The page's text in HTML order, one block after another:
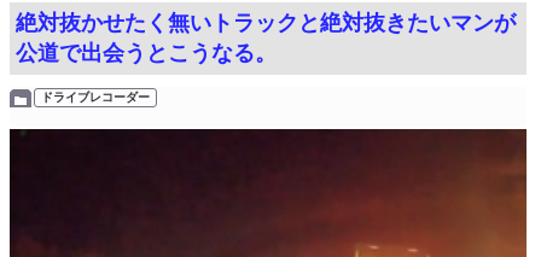
絶対抜かせたく無いトラックと絶対抜きたいマンが
公道で出会うとこうなる。
ドライブレコーダー